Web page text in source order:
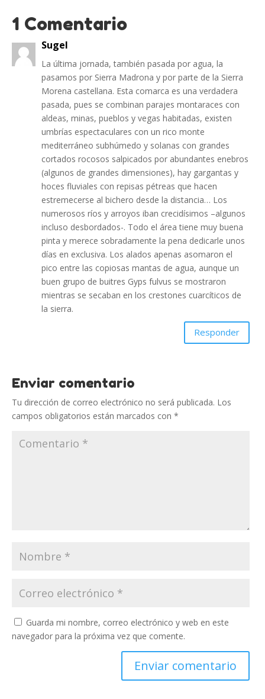
1 Comentario
Sugel
La última jornada, también pasada por agua, la
pasamos por Sierra Madrona y por parte de la Sierra
Morena castellana. Esta comarca es una verdadera
pasada, pues se combinan parajes montaraces con
aldeas, minas, pueblos y vegas habitadas, existen
umbrías espectaculares con un rico monte
mediterráneo subhúmedo y solanas con grandes
cortados rocosos salpicados por abundantes enebros
(algunos de grandes dimensiones), hay gargantas y
hoces fluviales con repisas pétreas que hacen
estremecerse al bichero desde la distancia… Los
numerosos ríos y arroyos iban crecidísimos –algunos
incluso desbordados-. Todo el área tiene muy buena
pinta y merece sobradamente la pena dedicarle unos
días en exclusiva. Los alados apenas asomaron el
pico entre las copiosas mantas de agua, aunque un
buen grupo de buitres Gyps fulvus se mostraron
mientras se secaban en los crestones cuarcíticos de
la sierra.
Responder
Enviar comentario
Tu dirección de correo electrónico no será publicada. Los
campos obligatorios están marcados con *
Guarda mi nombre, correo electrónico y web en este
navegador para la próxima vez que comente.